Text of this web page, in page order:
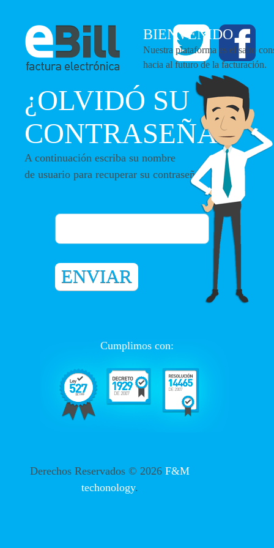
BIENVENIDO
Nuestra plataforma es el salto
hacia al futuro de la facturación.
¿OLVIDÓ SU
CONTRASEÑA?
A continuación escriba su nombre
de usuario para recuperar su contraseña.
Cumplimos con:
Derechos Reservados © 2026 F&M
techonology.